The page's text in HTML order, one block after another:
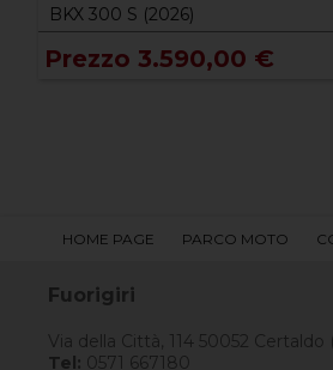
BKX 300 S (2026)
Prezzo 3.590,00 €
HOME PAGE PARCO MOTO
Fuorigiri
Via della Città, 114 50052 Certaldo
Tel: 0571 667180